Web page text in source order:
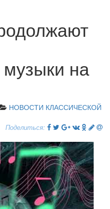
музыки на
НОВОСТИ КЛАССИЧЕСКОЙ
Поделиться: